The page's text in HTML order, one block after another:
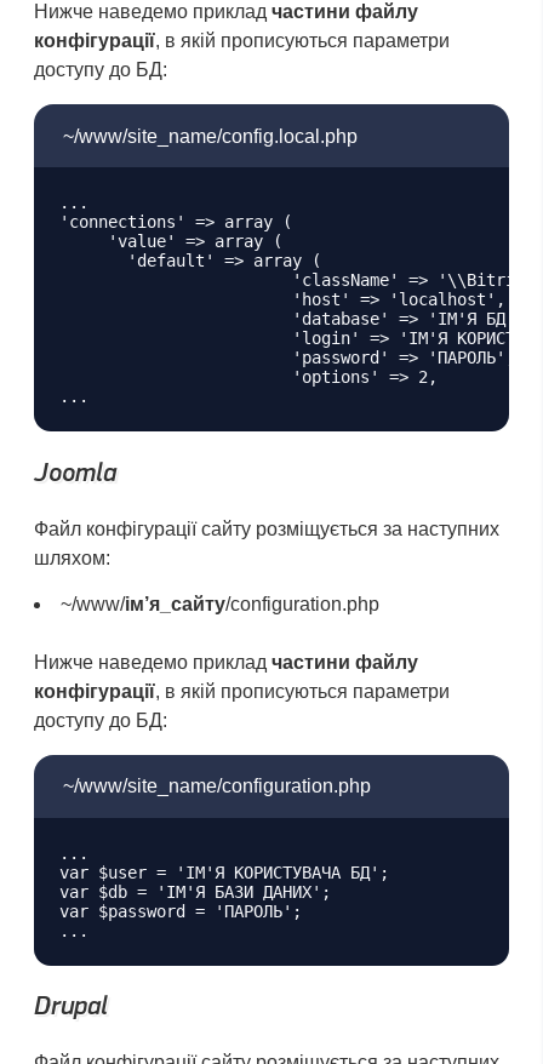
Нижче наведемо приклад частини файлу
конфігурації, в якій прописуються параметри
доступу до БД:
~/www/site_name/config.local.php
...
'connections' => array (
     'value' => array (
       'default' => array (
Joomla
Файл конфігурації сайту розміщується за наступних
шляхом:
~/www/ім’я_сайту/configuration.php
Нижче наведемо приклад частини файлу
конфігурації, в якій прописуються параметри
доступу до БД:
~/www/site_name/configuration.php
...
var $user = 'ІМ'Я КОРИСТУВАЧА БД';
var $db = 'ІМ'Я БАЗИ ДАНИХ';
var $password = 'ПАРОЛЬ';
Drupal